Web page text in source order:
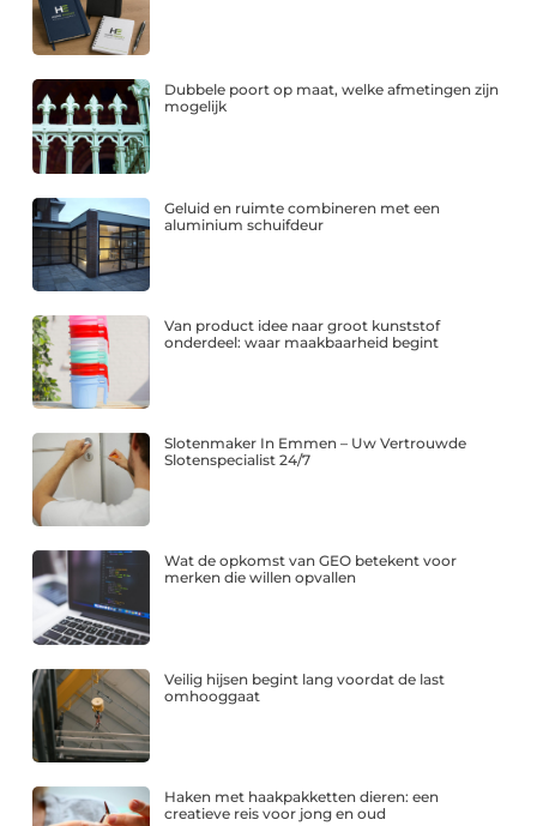
Dubbele poort op maat, welke afmetingen zijn
mogelijk
Geluid en ruimte combineren met een
aluminium schuifdeur
Van product idee naar groot kunststof
onderdeel: waar maakbaarheid begint
Slotenmaker In Emmen – Uw Vertrouwde
Slotenspecialist 24/7
Wat de opkomst van GEO betekent voor
merken die willen opvallen
Veilig hijsen begint lang voordat de last
omhooggaat
Haken met haakpakketten dieren: een
creatieve reis voor jong en oud